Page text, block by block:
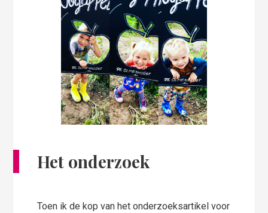
Het onderzoek
Toen ik de kop van het onderzoeksartikel voor